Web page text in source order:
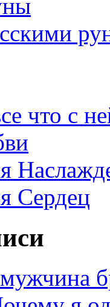
что с
Сердец